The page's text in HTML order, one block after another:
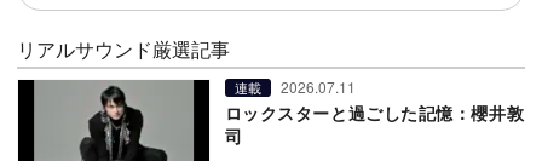
リアルサウンド厳選記事
連載 2026.07.11
ロックスターと過ごした記憶：櫻井敦
司